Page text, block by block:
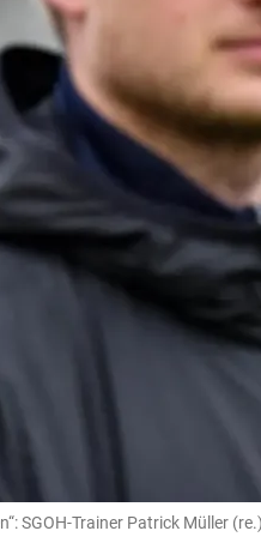
SGOH-Trainer Patrick Müller